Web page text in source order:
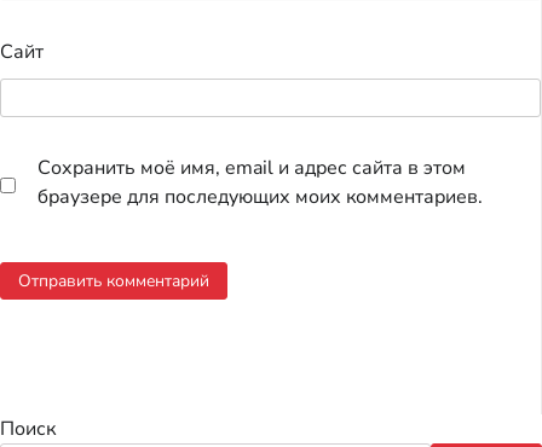
Сайт
Сохранить моё имя, email и адрес сайта в этом
браузере для последующих моих комментариев.
Поиск